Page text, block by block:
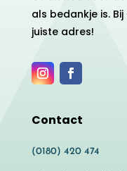
als bedankje is.
juiste adres!
Contact
(0180) 420 474